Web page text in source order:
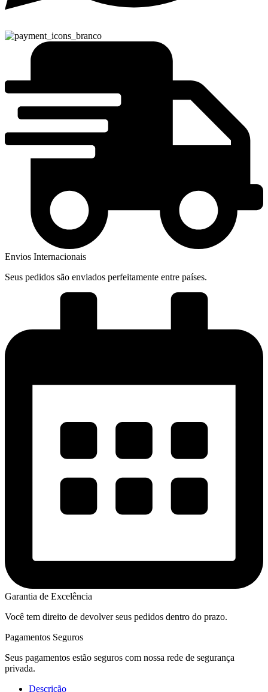
Envios Internacionais
Seus pedidos são enviados perfeitamente entre países.
Garantia de Excelência
Você tem direito de devolver seus pedidos dentro do prazo.
Pagamentos Seguros
Seus pagamentos estão seguros com nossa rede de segurança
privada.
Descrição